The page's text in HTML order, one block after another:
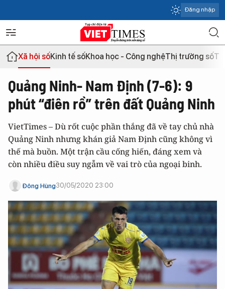
Đăng nhập
Xã hội sốKinh tế sốKhoa học - Công nghệThị trường số
Quảng Ninh- Nam Định (7-6): 9
phút “điên rồ” trên đất Quảng Ninh
VietTimes – Dù rốt cuộc phần thắng đã về tay chủ nhà
Quảng Ninh nhưng khán giả Nam Định cũng không vì
thế mà buồn. Một trận cầu cống hiến, đáng xem và
còn nhiều điều suy ngẫm về vai trò của ngoại binh.
Đông Hùng30/05/2020 23:00